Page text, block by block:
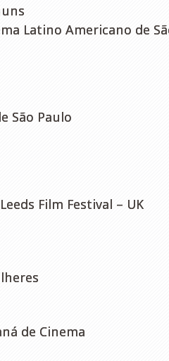
Latino Americano de
São Paulo
Film Festival – UK
de Cinema